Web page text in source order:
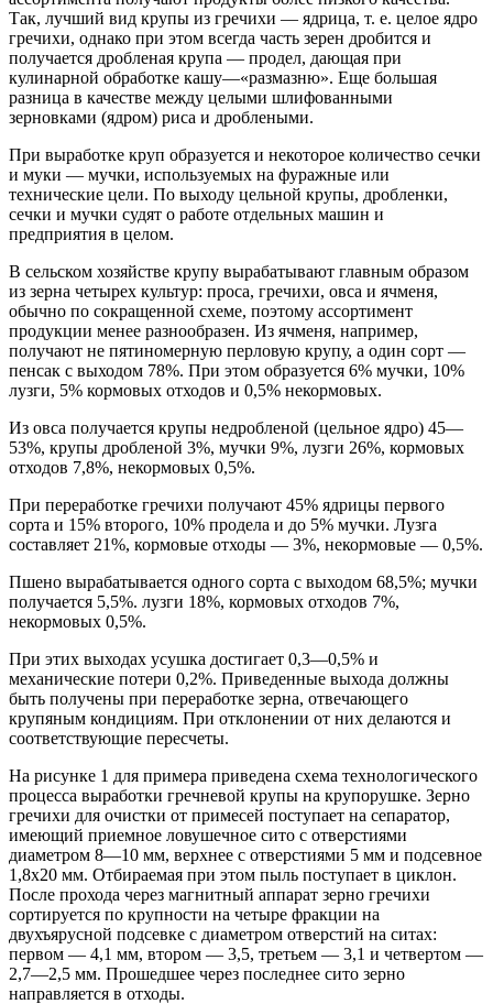
Так, лучший вид крупы из гречихи — ядрица, т. е. целое ядро
гречихи, однако при этом всегда часть зерен дробится и
получается дробленая крупа — продел, дающая при
кулинарной обработке кашу—«размазню». Еще большая
разница в качестве между целыми шлифованными
зерновками (ядром) риса и дроблеными.
При выработке круп образуется и некоторое количество сечки
и муки — мучки, используемых на фуражные или
технические цели. По выходу цельной крупы, дробленки,
сечки и мучки судят о работе отдельных машин и
предприятия в целом.
В сельском хозяйстве крупу вырабатывают главным образом
из зерна четырех культур: проса, гречихи, овса и ячменя,
обычно по сокращенной схеме, поэтому ассортимент
продукции менее разнообразен. Из ячменя, например,
получают не пятиномерную перловую крупу, а один сорт —
пенсак с выходом 78%. При этом образуется 6% мучки, 10%
лузги, 5% кормовых отходов и 0,5% некормовых.
Из овса получается крупы недробленой (цельное ядро) 45—
53%, крупы дробленой 3%, мучки 9%, лузги 26%, кормовых
отходов 7,8%, некормовых 0,5%.
При переработке гречихи получают 45% ядрицы первого
сорта и 15% второго, 10% продела и до 5% мучки. Лузга
составляет 21%, кормовые отходы — 3%, некормовые — 0,5%.
Пшено вырабатывается одного сорта с выходом 68,5%; мучки
получается 5,5%. лузги 18%, кормовых отходов 7%,
некормовых 0,5%.
При этих выходах усушка достигает 0,3—0,5% и
механические потери 0,2%. Приведенные выхода должны
быть получены при переработке зерна, отвечающего
крупяным кондициям. При отклонении от них делаются и
соответствующие пересчеты.
На рисунке 1 для примера приведена схема технологического
процесса выработки гречневой крупы на крупорушке. Зерно
гречихи для очистки от примесей поступает на сепаратор,
имеющий приемное ловушечное сито с отверстиями
диаметром 8—10 мм, верхнее с отверстиями 5 мм и подсевное
1,8x20 мм. Отбираемая при этом пыль поступает в циклон.
После прохода через магнитный аппарат зерно гречихи
сортируется по крупности на четыре фракции на
двухъярусной подсевке с диаметром отверстий на ситах:
первом — 4,1 мм, втором — 3,5, третьем — 3,1 и четвертом —
2,7—2,5 мм. Прошедшее через последнее сито зерно
направляется в отходы.